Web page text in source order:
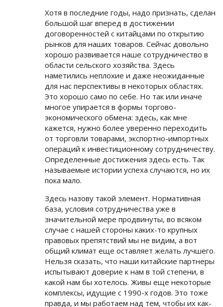
Хотя в последние годы, надо признать, сделан
большой шаг вперед в достижении
договоренностей с китайцами по открытию
рынков для наших товаров. Сейчас довольно
хорошо развивается наше сотрудничество в
области сельского хозяйства. Здесь
наметились неплохие и даже неожиданные
для нас перспективы в некоторых областях.
Это хорошо само по себе. Но так или иначе
многое упирается в формы торгово-
экономического обмена: здесь, как мне
кажется, нужно более уверенно переходить
от торговли товарами, экспортно-импортных
операций к инвестиционному сотрудничеству.
Определенные достижения здесь есть. Так
называемые истории успеха случаются, но их
пока мало.
Здесь назову такой элемент. Нормативная
база, условия сотрудничества уже в
значительной мере продвинуты, во всяком
случае с нашей стороны каких-то крупных
правовых препятствий мы не видим, а вот
общий климат еще оставляет желать лучшего.
Нельзя сказать, что наши китайские партнеры
испытывают доверие к нам в той степени, в
какой нам бы хотелось. Живы еще некоторые
комплексы, идущие с 1990-х годов. Это тоже
правда, и мы работаем над тем, чтобы их как-